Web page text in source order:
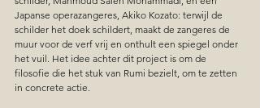
Japanse operazangeres, Akiko Kozato: terwijl de
schilder het doek schildert, maakt de zangeres de
muur voor de verf vrij en onthult een spiegel onder
het vuil. Het idee achter dit project is om de
filosofie die het stuk van Rumi bezielt, om te zetten
in concrete actie.